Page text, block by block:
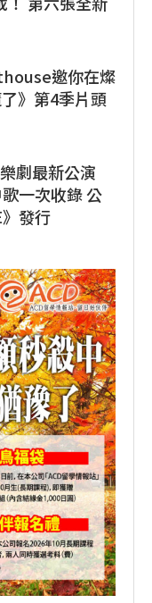
邀你在燦
》第4季片頭
劇最新公演
一次收錄 公
發行